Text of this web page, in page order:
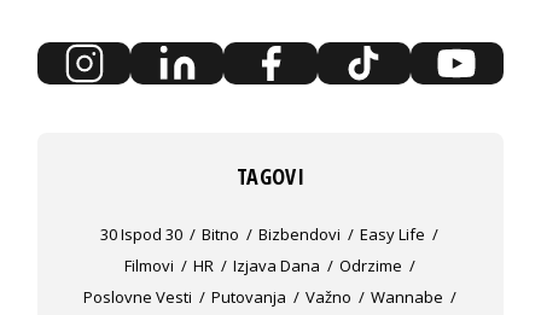
TAGOVI
30 Ispod 30 Bitno Bizbendovi
Easy Life
Filmovi
HR Izjava Dana
Odrzime
Poslovne Vesti
Putovanja Važno
Wannabe